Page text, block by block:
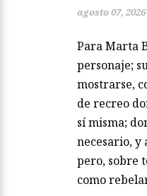
Meryl
Morgan”
agosto 07, 2026
Para Marta
personaje;
mostrarse,
de recreo
sí misma;